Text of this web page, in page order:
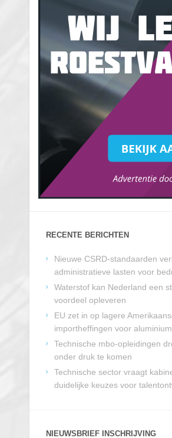
RECENTE BERICHTEN
Nieuwe CSRD-standaarden
administratieve lasten voor
Waterstof kan Nederland een
voordeel opleveren
EU zet in op lagere
importheffingen voor
Technische mbo-opleidingen
onder druk te komen
Technische sector vraagt
duidelijke keuzes voor
NIEUWSBRIEF INSCHRIJVING